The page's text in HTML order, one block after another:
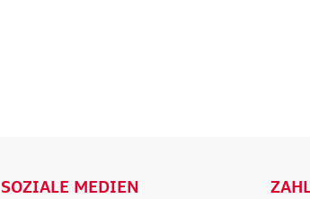
SOZIALE MEDIEN